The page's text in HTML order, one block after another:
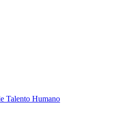
Talento Humano